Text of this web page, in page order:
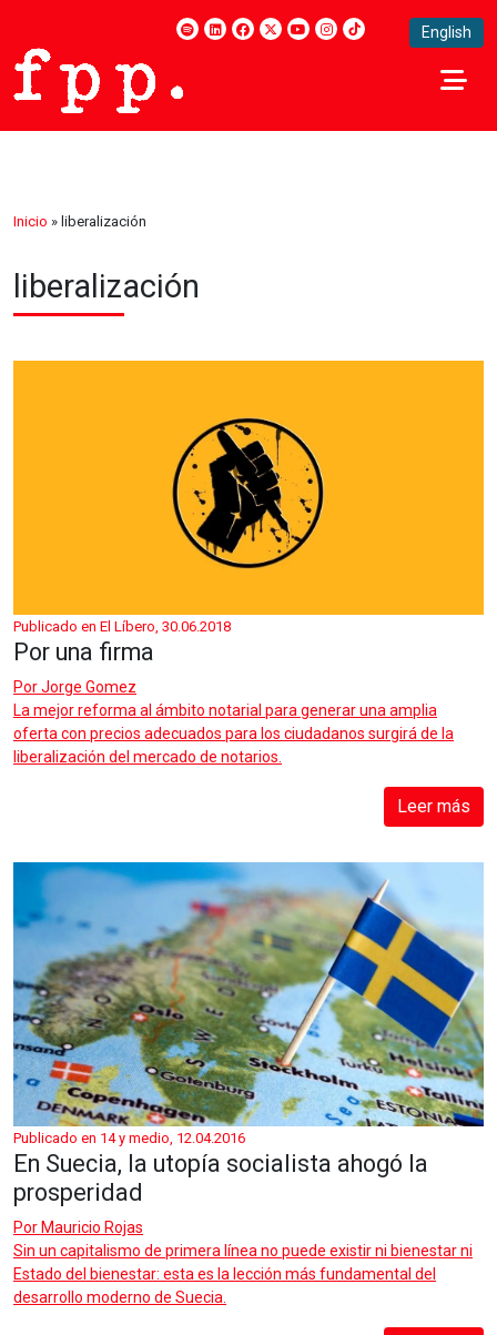
English
Inicio » liberalización
liberalización
Publicado en El Líbero, 30.06.2018
Por una firma
PorJorge Gomez
La mejor reforma al ámbito notarial para generar una amplia
oferta con precios adecuados para los ciudadanos surgirá de la
liberalización del mercado de notarios.
Leer más
Publicado en 14 y medio, 12.04.2016
En Suecia, la utopía socialista ahogó la
prosperidad
Por Mauricio Rojas
Sin un capitalismo de primera línea no puede existir ni bienestar ni
Estado del bienestar: esta es la lección más fundamental del
desarrollo moderno de Suecia.